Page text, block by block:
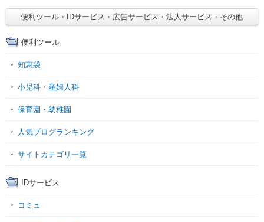
便利ツール・IDサービス・広告サービス・法人サービス・その他
便利ツール
知恵袋
小児科・産婦人科
保育園・幼稚園
人気ブログランキング
サイトカテゴリ一覧
IDサービス
コミュ